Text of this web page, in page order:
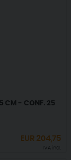
CM - CONF. 25
EUR 204,75
IVA incl.